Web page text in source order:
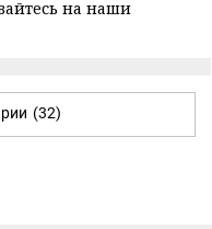
на наши
(32)